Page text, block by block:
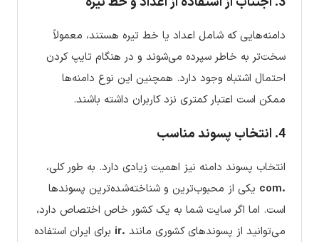
دامنه‌هایی که شامل اعداد یا خط تیره هستند، معمولاً
سخت‌تر به خاطر سپرده می‌شوند و در هنگام تایپ کردن
احتمال اشتباه وجود دارد. همچنین این نوع دامنه‌ها
ممکن است اعتبار کمتری نزد کاربران داشته باشند.
4. انتخاب پسوند مناسب
انتخاب پسوند دامنه نیز اهمیت زیادی دارد. به طور کلی،
.com
یکی از محبوب‌ترین و شناخته‌شده‌ترین پسوندها
است. اما اگر سایت شما به یک کشور خاص اختصاص دارد،
می‌توانید از پسوندهای کشوری مانند .ir
برای ایران استفاده